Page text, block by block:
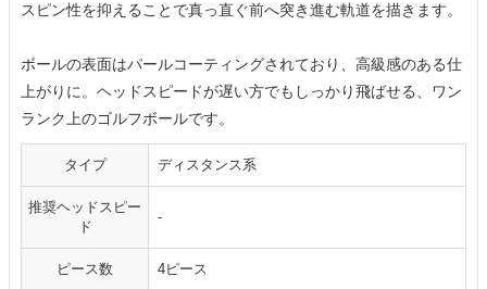
スピン性を抑えることで真っ直ぐ前へ突き進む軌道を描きます。
ボールの表面はパールコーティングされており、高級感のある仕
上がりに。ヘッドスピードが遅い方でもしっかり飛ばせる、ワン
ランク上のゴルフボールです。
タイプ ディスタンス系
推奨ヘッドスピー
ド
-
ピース数 4ピース